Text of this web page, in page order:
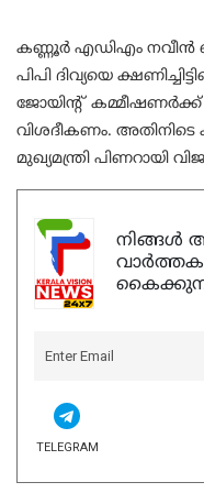
കണ്ണൂര്‍ എഡിഎം നവീന്‍
പിപി ദിവ്യയെ
ജോയിൻ്റ്
വിശദീകണം.
മുഖ്യമന്ത്രി പിണറായി
നിങ്ങൾ
TELEGRAM